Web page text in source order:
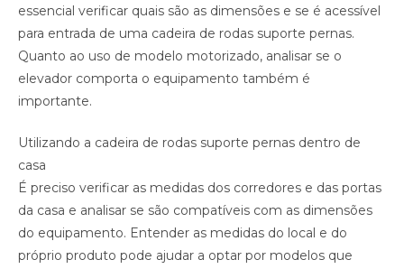
essencial verificar quais são as dimensões e se é acessível
para entrada de uma cadeira de rodas suporte pernas.
Quanto ao uso de modelo motorizado, analisar se o
elevador comporta o equipamento também é
importante.
Utilizando a cadeira de rodas suporte pernas dentro de
casa
É preciso verificar as medidas dos corredores e das portas
da casa e analisar se são compatíveis com as dimensões
do equipamento. Entender as medidas do local e do
próprio produto pode ajudar a optar por modelos que